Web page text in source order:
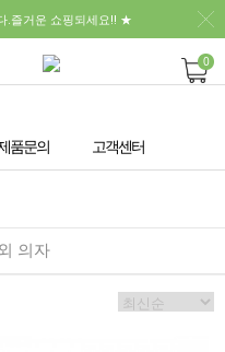
.즐거운 쇼핑되세요!! ★
0
품문의 고객센터
의자